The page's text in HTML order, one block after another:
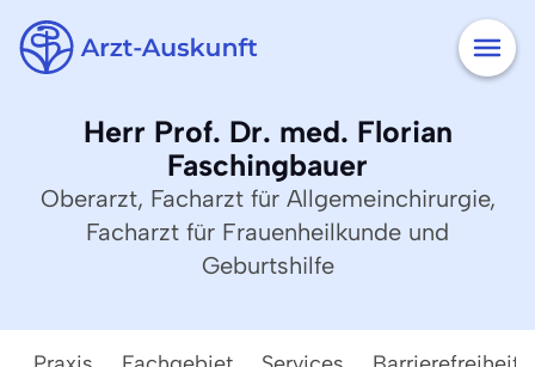
Herr Prof. Dr. med. Florian
Faschingbauer
Oberarzt, Facharzt für Allgemeinchirurgie,
Facharzt für Frauenheilkunde und
Geburtshilfe